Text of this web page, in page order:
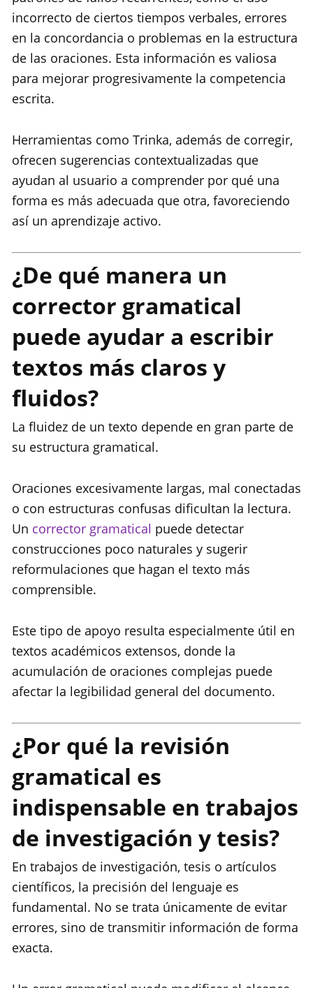
incorrecto de ciertos tiempos verbales, errores
en la concordancia o problemas en la estructura
de las oraciones. Esta información es valiosa
para mejorar progresivamente la competencia
escrita.
Herramientas como Trinka, además de corregir,
ofrecen sugerencias contextualizadas que
ayudan al usuario a comprender por qué una
forma es más adecuada que otra, favoreciendo
así un aprendizaje activo.
¿De qué manera un
corrector gramatical
puede ayudar a escribir
textos más claros y
fluidos?
La fluidez de un texto depende en gran parte de
su estructura gramatical.
Oraciones excesivamente largas, mal conectadas
o con estructuras confusas dificultan la lectura.
Un corrector gramatical puede detectar
construcciones poco naturales y sugerir
reformulaciones que hagan el texto más
comprensible.
Este tipo de apoyo resulta especialmente útil en
textos académicos extensos, donde la
acumulación de oraciones complejas puede
afectar la legibilidad general del documento.
¿Por qué la revisión
gramatical es
indispensable en trabajos
de investigación y tesis?
En trabajos de investigación, tesis o artículos
científicos, la precisión del lenguaje es
fundamental. No se trata únicamente de evitar
errores, sino de transmitir información de forma
exacta.